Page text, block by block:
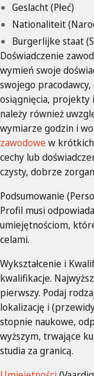
Geslacht (Płeć)
Nationaliteit
Burgerlijke staat
Doświadczenie
wymień swoje
swojego
osiągnięcia, projekty
należy również
wymiarze godzin i
zawodowew
cechy lub
czysty, dobrze
Podsumowanie
Profil musi
umiejętnościom,
celami.
Wykształcenie i
kwalifikacje.
pierwszy. Podaj
lokalizację i
stopnie naukowe,
wyższym, trwające
studia za granicą.